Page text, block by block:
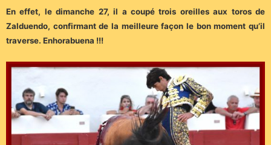
En effet, le dimanche 27, il a coupé trois oreilles aux toros de
Zalduendo, confirmant de la meilleure façon le bon moment qu’il
traverse. Enhorabuena !!!